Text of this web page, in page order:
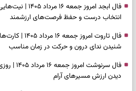
فال ابجد امروز
انتخاب درست و حفظ فرصت‌های ارزشمند
فال تاروت
شنیدن ندای درون و حرکت در زمان مناسب
فال
دیدن ارزش مسیرهای آرام